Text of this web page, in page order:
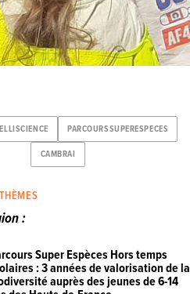
PARCOURSSUPERESPECES
CAMBRAI
:
Super Espèces Hors temps
: 3 années de valorisation de la
auprès des jeunes de 6-14